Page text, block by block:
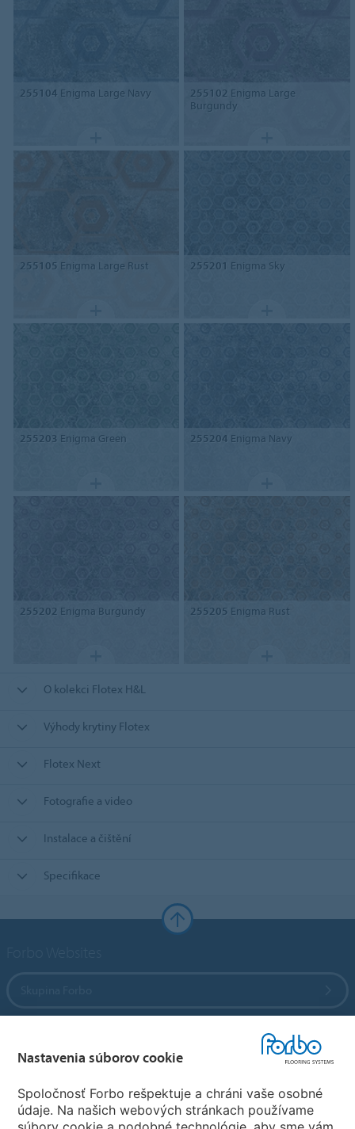
255104 Enigma Large Navy 255102 Enigma Large
Burgundy
255105 Enigma Large Rust 255201 Enigma Sky
255203 Enigma Green 255204 Enigma Navy
255202 Enigma Burgundy 255205 Enigma Rust
O kolekci Flotex H&L
Výhody krytiny Flotex
Flotex Next
Fotografie a video
Instalace a čištění
Specifikace
Nastavenia súborov cookie
Spoločnosť Forbo rešpektuje a chráni vaše osobné
údaje. Na našich webových stránkach používame